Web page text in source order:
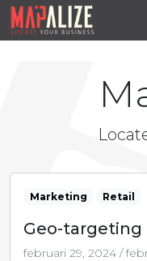
Marketing Retail
Geo-targeting
februari 29, 2024 /